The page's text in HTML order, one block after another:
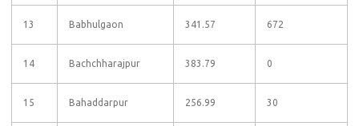
13 Babhulgaon 341.57 672
14 Bachchharajpur 383.79 0
15 Bahaddarpur 256.99 30